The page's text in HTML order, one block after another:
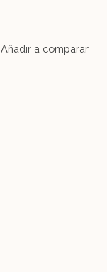
Añadir a comparar